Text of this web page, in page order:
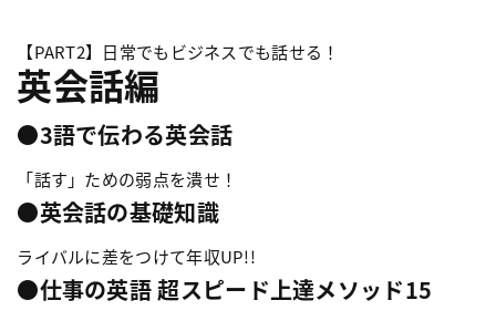
【PART2】日常でもビジネスでも話せる！
英会話編
●3語で伝わる英会話
「話す」ための弱点を潰せ！
●英会話の基礎知識
ライバルに差をつけて年収UP!!
●仕事の英語 超スピード上達メソッド15